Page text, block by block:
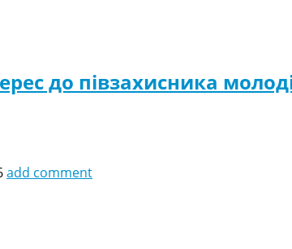
до півзахисника
add comment